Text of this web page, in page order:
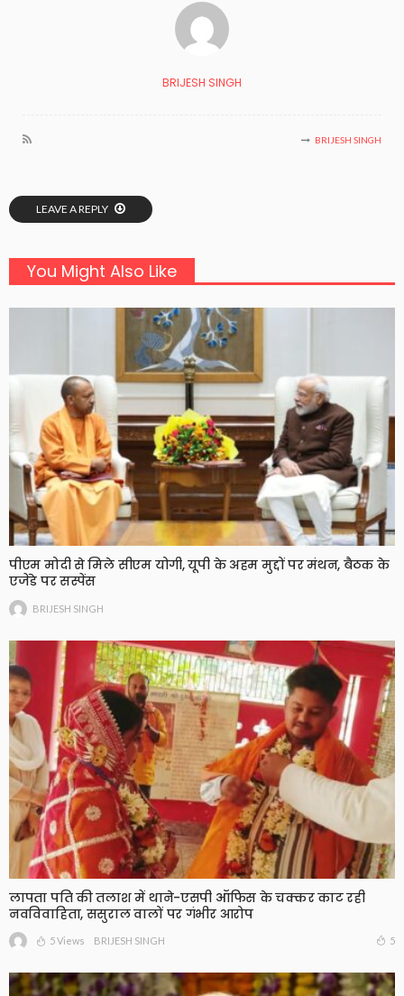
BRIJESH SINGH
BRIJESH SINGH
LEAVE A REPLY
You Might Also Like
पीएम मोदी से मिले सीएम योगी, यूपी के अहम मुद्दों पर मंथन, बैठक के
एजेंडे पर सस्पेंस
BRIJESH SINGH
लापता पति की तलाश में थाने-एसपी ऑफिस के चक्कर काट रही
नवविवाहिता, ससुराल वालों पर गंभीर आरोप
5 Views BRIJESH SINGH 5